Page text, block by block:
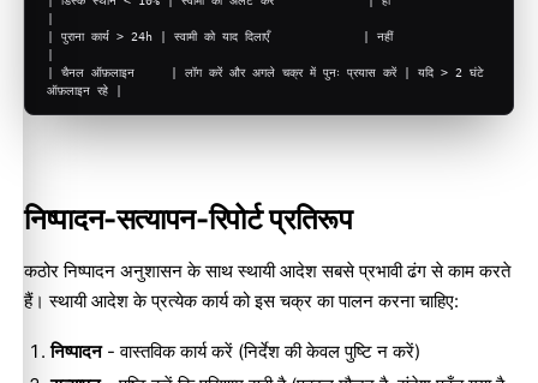
| पुराना कार्य > 24h | स्वामी को याद दिलाएँ             | नहीं
| चैनल ऑफ़लाइन     | लॉग करें और अगले चक्र में पुनः प्रयास करें | यदि > 2 घंटे
ऑफ़लाइन रहे |
निष्पादन-सत्यापन-रिपोर्ट प्रतिरूप
कठोर निष्पादन अनुशासन के साथ स्थायी आदेश सबसे प्रभावी ढंग से काम करते
हैं। स्थायी आदेश के प्रत्येक कार्य को इस चक्र का पालन करना चाहिए:
निष्पादन- वास्तविक कार्य करें (निर्देश की केवल पुष्टि न करें)